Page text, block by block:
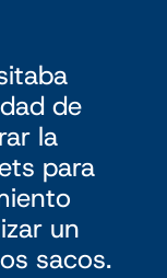
de
la
para
un
sacos.